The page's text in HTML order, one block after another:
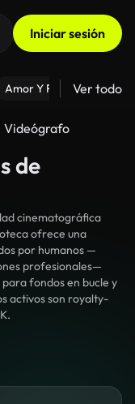
Iniciar sesión
Amor Y Relaciones
Ver todo
Videógrafo
de
cinematográfica
ofrece una
por humanos —
profesionales—
fondos en bucle y
activos son royalty-